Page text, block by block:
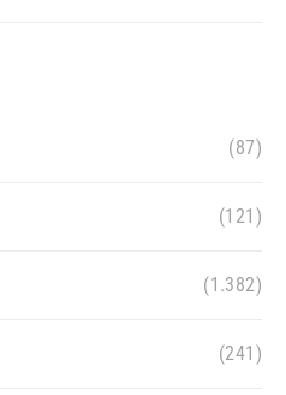
(87)
(121)
(1.382)
(241)